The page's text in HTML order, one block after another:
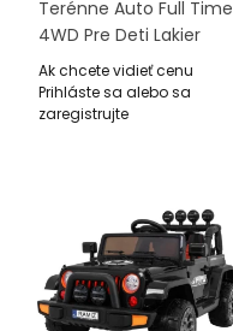
Terénne Auto Full Time
4WD Pre Deti Lakier
Moro + Pohon 4x4 +
Ovládač + Audio LED +
Úložný Priestor
Ak chcete vidieť cenu
Prihláste sa alebo sa
zaregistrujte